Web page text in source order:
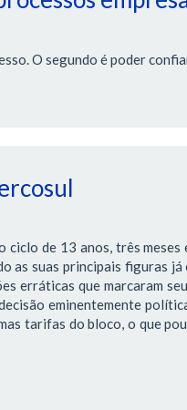
O segundo é poder
ciclo de 13 anos, três
as suas principais figuras
erráticas que marcaram
eminentemente
tarifas do bloco, o que